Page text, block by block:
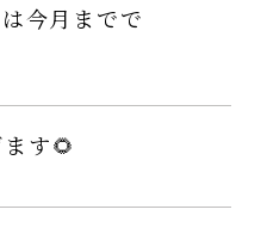
今月までで
す🌻